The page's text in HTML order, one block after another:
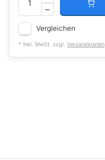
Vergleichen
* Inkl. MwSt. zzgl. Versandkosten